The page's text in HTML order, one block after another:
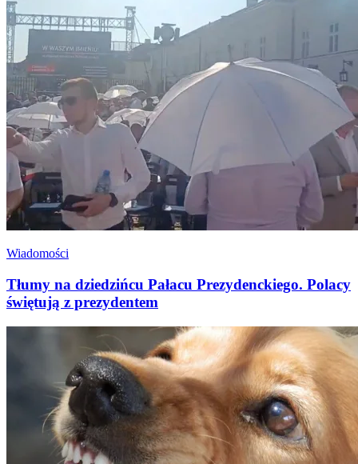
Wiadomości
Tłumy na dziedzińcu Pałacu Prezydenckiego. Polacy
świętują z prezydentem